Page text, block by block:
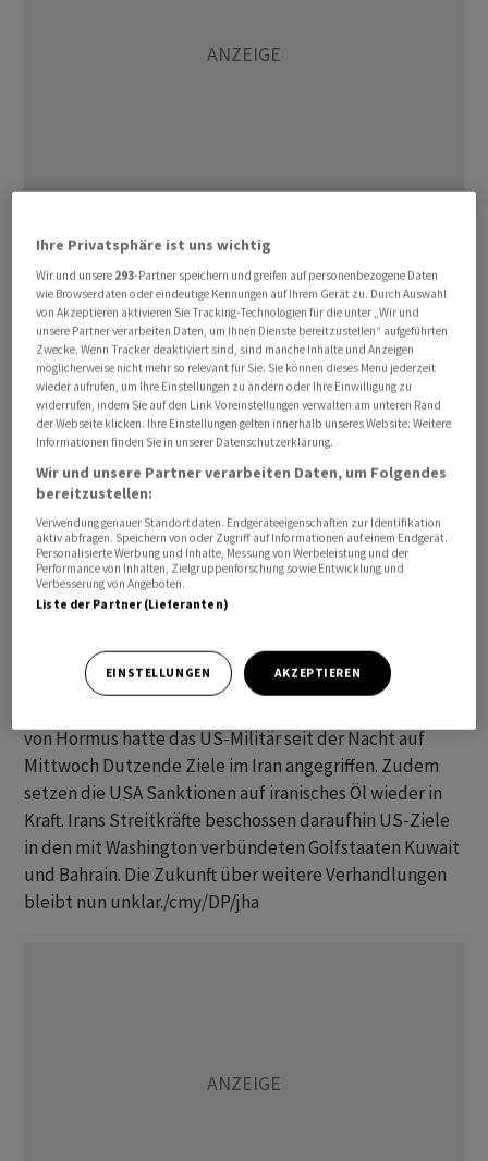
Die Angriffe auf mehrere Schiffe in den vergangenen
beiden Tagen verurteilte er scharf. «Kein Seemann
sollte sein Leben riskieren müssen, um einfach seine
Arbeit zu machen», so Dominguez weiter. Die Lage sei
volatil. Er rief alle beteiligten Staaten auf, sich maximal
zurückzuhalten und die Situation umgehend zu
deeskalieren und Schiffen die Abreise zu ermöglichen.
Trump erklärt Abkommen für gescheitert
Der IMO zufolge sitzen durch die wochenlange
Blockade der Meerenge weiterhin knapp 6.000 Seeleute
in der Region fest. US-Präsident Donald Trump hatte
kürzlich eine Vereinbarung zwischen Washington und
beendet wurden, für gescheitert erklärt.
von Hormus hatte das US-Militär seit der Nacht auf
Mittwoch Dutzende Ziele im Iran angegriffen. Zudem
setzen die USA Sanktionen auf iranisches Öl wieder in
Kraft. Irans Streitkräfte beschossen daraufhin US-Ziele
in den mit Washington verbündeten Golfstaaten Kuwait
und Bahrain. Die Zukunft über weitere Verhandlungen
bleibt nun unklar./cmy/DP/jha
Ihre Privatsphäre ist uns wichtig
Wir und unsere 293-Partner speichern und greifen auf personenbezogene Daten
wie Browserdaten oder eindeutige Kennungen auf Ihrem Gerät zu. Durch Auswahl
von Akzeptieren aktivieren Sie Tracking-Technologien für die unter „Wir und
unsere Partner verarbeiten Daten, um Ihnen Dienste bereitzustellen“ aufgeführten
Zwecke. Wenn Tracker deaktiviert sind, sind manche Inhalte und Anzeigen
möglicherweise nicht mehr so relevant für Sie. Sie können dieses Menü jederzeit
wieder aufrufen, um Ihre Einstellungen zu ändern oder Ihre Einwilligung zu
widerrufen, indem Sie auf den Link Voreinstellungen verwalten am unteren Rand
der Webseite klicken. Ihre Einstellungen gelten innerhalb unseres Website. Weitere
Informationen finden Sie in unserer Datenschutzerklärung.
Wir und unsere Partner verarbeiten Daten, um Folgendes
bereitzustellen:
Verwendung genauer Standortdaten. Endgeräteeigenschaften zur Identifikation
aktiv abfragen. Speichern von oder Zugriff auf Informationen auf einem Endgerät.
Personalisierte Werbung und Inhalte, Messung von Werbeleistung und der
Performance von Inhalten, Zielgruppenforschung sowie Entwicklung und
Verbesserung von Angeboten.
Liste der Partner (Lieferanten)
EINSTELLUNGEN AKZEPTIEREN